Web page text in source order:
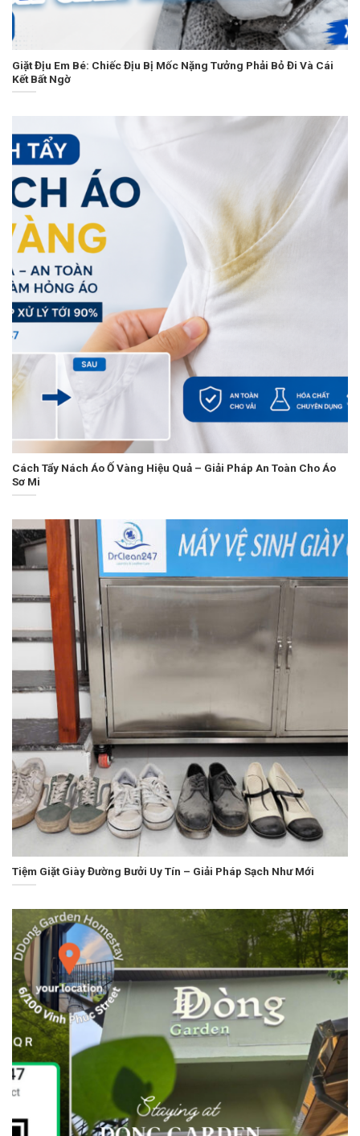
Giặt Địu Em Bé: Chiếc Địu Bị Mốc Nặng Tưởng Phải Bỏ Đi Và Cái
Kết Bất Ngờ
Cách Tẩy Nách Áo Ố Vàng Hiệu Quả – Giải Pháp An Toàn Cho Áo
Sơ Mi
Tiệm Giặt Giày Đường Bưởi Uy Tín – Giải Pháp Sạch Như Mới